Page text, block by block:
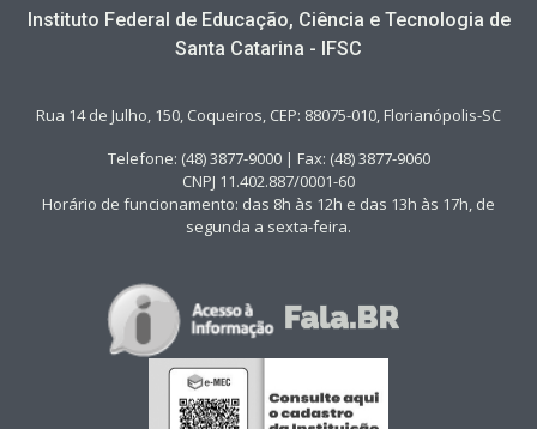
Instituto Federal de Educação, Ciência e Tecnologia de
Santa Catarina - IFSC
Rua 14 de Julho, 150, Coqueiros, CEP: 88075-010, Florianópolis-SC
Telefone: (48) 3877-9000 | Fax: (48) 3877-9060
CNPJ 11.402.887/0001-60
Horário de funcionamento: das 8h às 12h e das 13h às 17h, de
segunda a sexta-feira.